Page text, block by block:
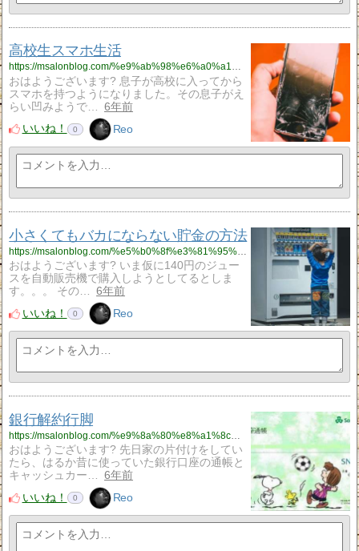
高校生スマホ生活
https://msalonblog.com/%e9%ab%98%e6%a0%a1%e7%94%9f%e3%82%b9%e3%83%9e%e3%83%9b%e7%94%9f%e6%b4%bb/773/
おはようございます? 息子が高校に入ってから
スマホを持つようになりました。その息子がえ
らい凹みようで…
6年前
いいね！
0 Reo
小さくてもバカにならない貯金の方法
おはようございます? いま仮に140円のジュー
スを自動販売機で購入しようとしてるとしま
す。。。 その…
6年前
いいね！
0 Reo
銀行解約行脚
おはようございます? 先日家の片付けをしてい
たら、はるか昔に使っていた銀行口座の通帳と
キャッシュカー…
6年前
いいね！
0 Reo